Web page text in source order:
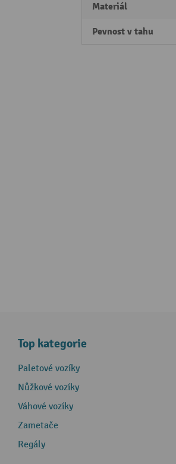
Materiál
Pevnost v tahu
Top kategorie
Paletové vozíky
Nůžkové vozíky
Váhové vozíky
Zametače
Regály